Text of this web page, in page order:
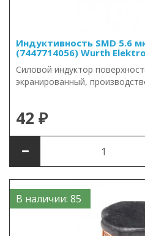
Индуктивность SMD 5.6
(7447714056) Wurth
Силовой индуктор
экранированный,
42 ₽
В наличии: 85